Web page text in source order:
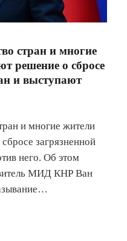
стран и многие
решение о сбросе
и выступают
и многие жители
загрязненной
него. Об этом
МИД КНР Ван